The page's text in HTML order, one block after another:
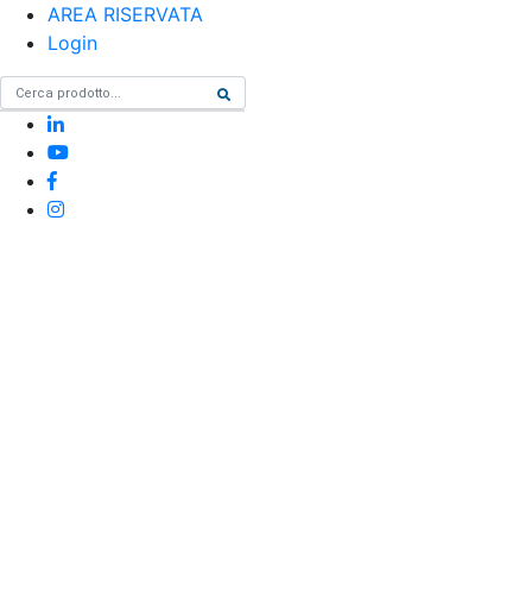
AREA RISERVATA
Login